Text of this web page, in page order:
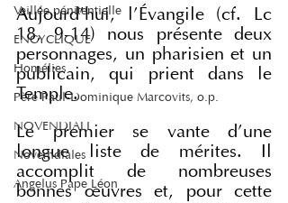
Veillée pénitentielle
ENCYCLIQUE
Homélies
Père Paul-Dominique Marcovits, o.p.
NOVENDIALI
Novemdiales
Angelus Pape Léon
Aujourd'hui, l'Évangile (cf. Lc
18, 9-14) nous présente deux
personnages, un pharisien et un
publicain, qui prient dans le
Temple.
Le premier se vante d'une
longue liste de mérites. Il
accomplit de nombreuses
bonnes œuvres et, pour cette